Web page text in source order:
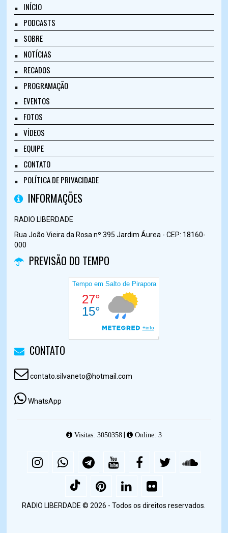
INÍCIO
PODCASTS
SOBRE
NOTÍCIAS
RECADOS
PROGRAMAÇÃO
EVENTOS
FOTOS
VÍDEOS
EQUIPE
CONTATO
POLÍTICA DE PRIVACIDADE
INFORMAÇÕES
RADIO LIBERDADE
Rua João Vieira da Rosa nº 395 Jardim Áurea - CEP: 18160-
000
PREVISÃO DO TEMPO
CONTATO
contato.silvaneto@hotmail.com
WhatsApp
Visitas: 3050358| Online: 3
RADIO LIBERDADE © 2026 - Todos os direitos reservados.